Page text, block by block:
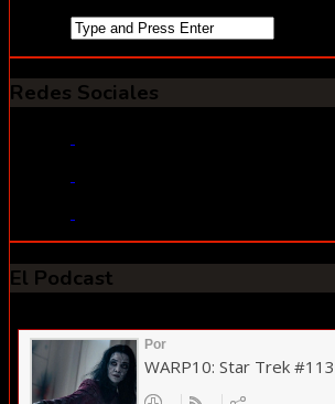
Search
for:
Redes Sociales
El Podcast